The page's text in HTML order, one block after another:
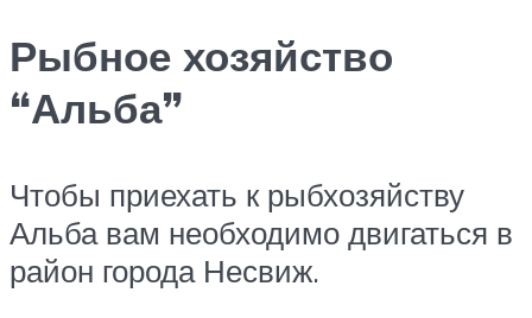
Рыбное хозяйство
“Альба”
Чтобы приехать к рыбхозяйству
Альба вам необходимо двигаться в
район города Несвиж.